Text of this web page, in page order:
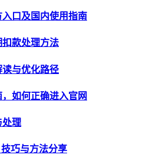
口及国内使用指南
款处理方法
与优化路径
如何正确进入官网
处理
巧与方法分享